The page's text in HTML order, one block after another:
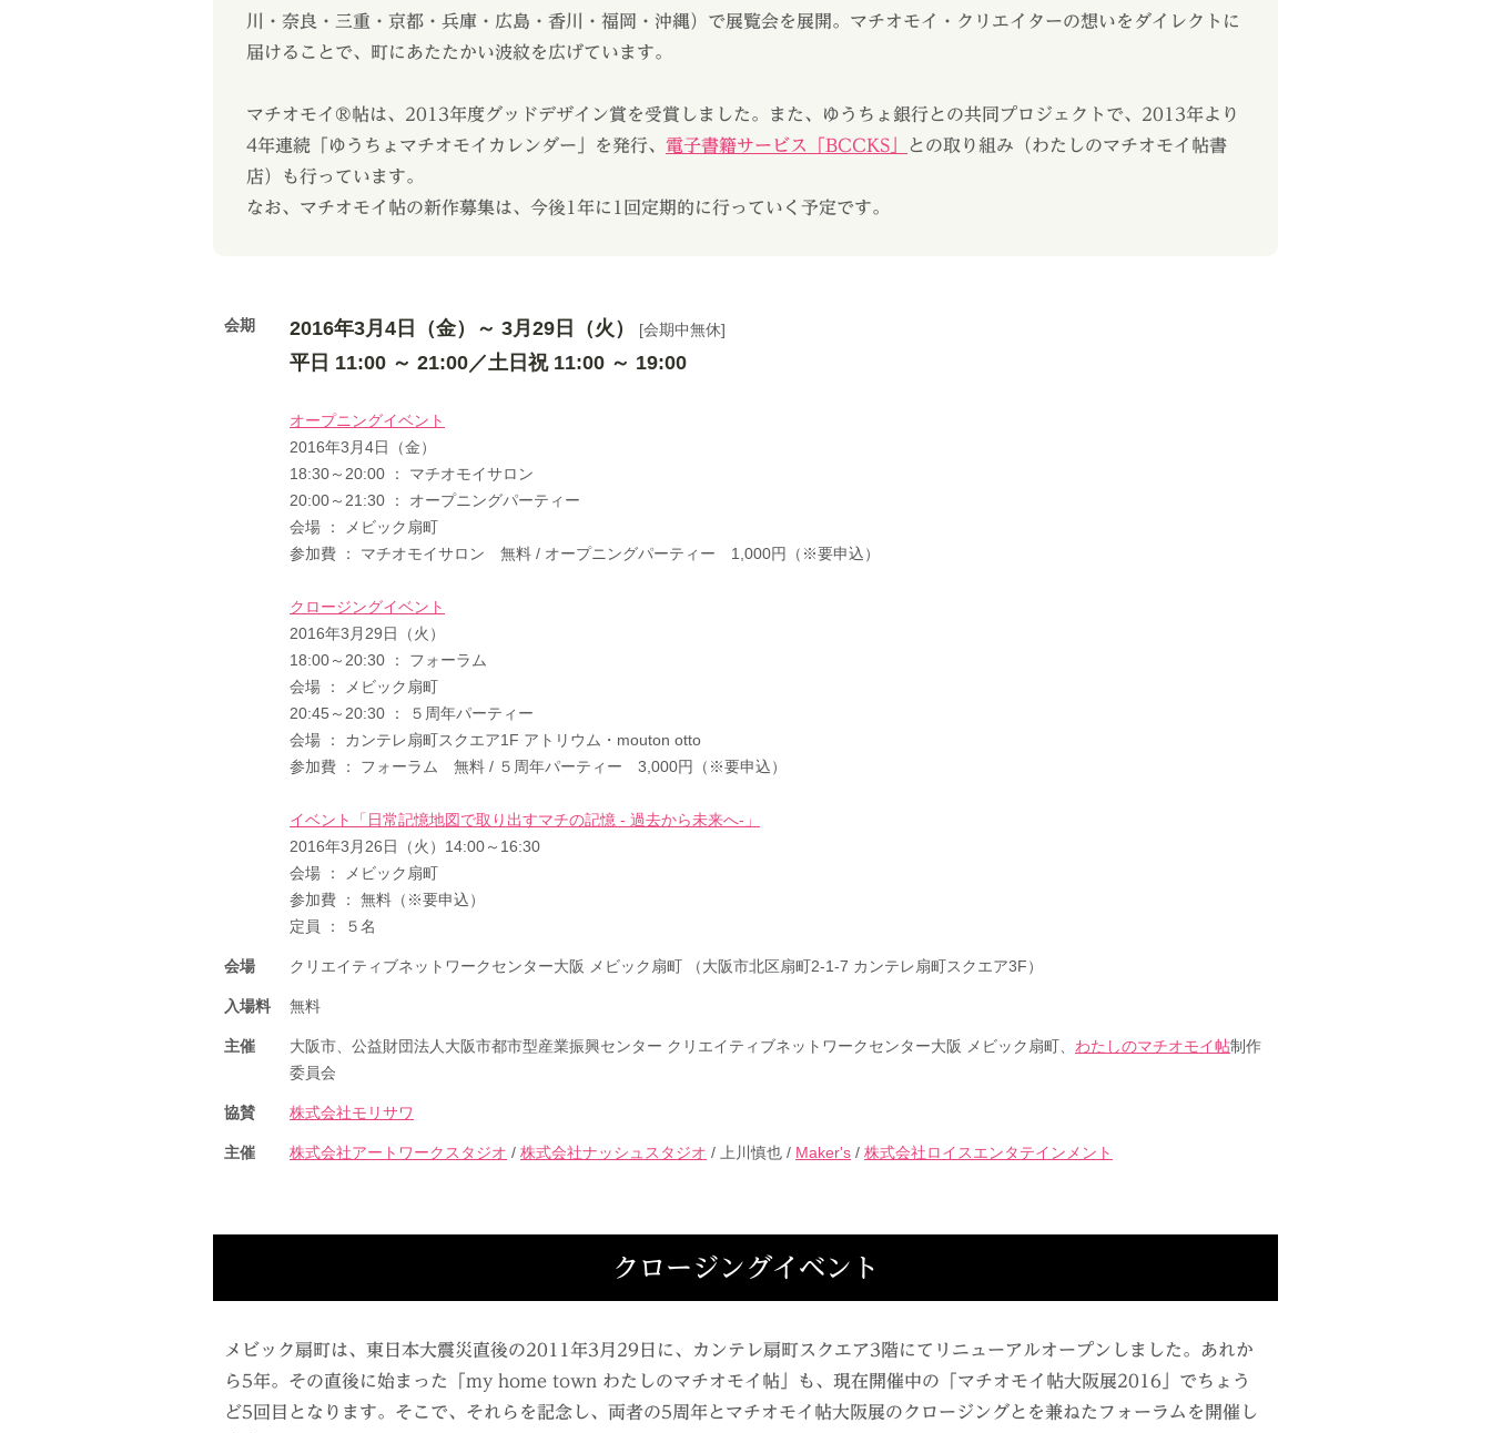
川・奈良・三重・京都・兵庫・広島・香川・福岡・沖縄）で展覧会を展開。マチオモイ・クリエイターの想いをダイレクトに
届けることで、町にあたたかい波紋を広げています。
マチオモイ®帖は、2013年度グッドデザイン賞を受賞しました。また、ゆうちょ銀行との共同プロジェクトで、2013年より
4年連続「ゆうちょマチオモイカレンダー」を発行、 電子書籍サービス「BCCKS」
との取り組み（わたしのマチオモイ帖書
店）も行っています。
なお、マチオモイ帖の新作募集は、今後1年に1回定期的に行っていく予定です。
会期 2016年3月4日（金）～ 3月29日（火） [会期中無休]
平日 11:00 ～ 21:00／土日祝 11:00 ～ 19:00
オープニングイベント
2016年3月4日（金）
18:30～20:00 ： マチオモイサロン
20:00～21:30 ： オープニングパーティー
会場 ： メビック扇町
参加費 ： マチオモイサロン 無料 / オープニングパーティー 1,000円（※要申込）
クロージングイベント
2016年3月29日（火）
18:00～20:30 ： フォーラム
会場 ： メビック扇町
20:45～20:30 ： ５周年パーティー
会場 ： カンテレ扇町スクエア1F アトリウム・mouton otto
参加費 ： フォーラム 無料 / ５周年パーティー 3,000円（※要申込）
イベント「日常記憶地図で取り出すマチの記憶 - 過去から未来へ-」
2016年3月26日（火）14:00～16:30
会場 ： メビック扇町
参加費 ： 無料（※要申込）
定員 ： ５名
会場 クリエイティブネットワークセンター大阪 メビック扇町 （大阪市北区扇町2-1-7 カンテレ扇町スクエア3F）
入場料 無料
主催 大阪市、公益財団法人大阪市都市型産業振興センター クリエイティブネットワークセンター大阪 メビック扇町、 わたしのマチオモイ帖制作
委員会
協賛 株式会社モリサワ
主催 株式会社アートワークスタジオ / 株式会社ナッシュスタジオ / 上川慎也 / Maker's / 株式会社ロイスエンタテインメント
クロージングイベント
メビック扇町は、東日本大震災直後の2011年3月29日に、カンテレ扇町スクエア3階にてリニューアルオープンしました。あれか
ら5年。その直後に始まった「my home town わたしのマチオモイ帖」も、現在開催中の「マチオモイ帖大阪展2016」でちょう
ど5回目となります。そこで、それらを記念し、両者の5周年とマチオモイ帖大阪展のクロージングとを兼ねたフォーラムを開催し